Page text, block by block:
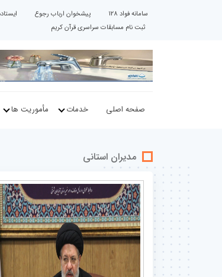
سامانه فواد 128 پیشخوان ارباب رجوع
ثبت نام مسابقات سراسری قرآن کریم
صفحه اصلی خدمات مأموریت ها
مدیران استانی